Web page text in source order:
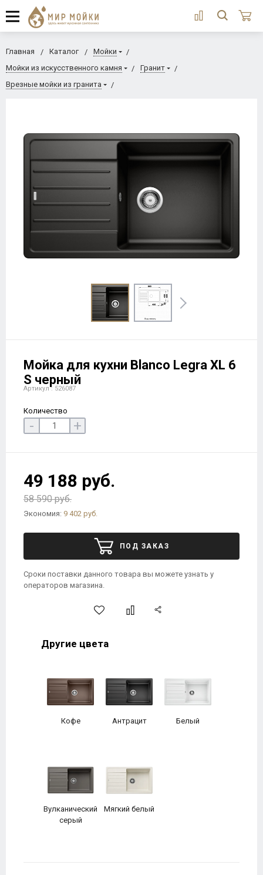
Главная Каталог
Мойки
Мойки из искусственного камня
Гранит
Врезные мойки из гранита
Мойка для кухни Blanco Legra XL 6
S черный
Артикул : 526087
Количество
- +
49 188 руб.
58 590 руб.
Экономия: 9 402 руб.
ПОД ЗАКАЗ
Сроки поставки данного товара вы можете узнать у
операторов магазина.
Другие цвета
Кофе Антрацит Белый
Вулканический
серый
Мягкий белый